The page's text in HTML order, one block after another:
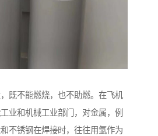
既不能燃烧，也不助燃。在飞机
业和机械工业部门，对金属，例
不锈钢在焊接时，往往用氩作为